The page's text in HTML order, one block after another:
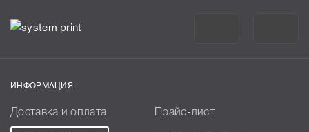
ИНФОРМАЦИЯ:
Доставка и оплата Прайс-лист